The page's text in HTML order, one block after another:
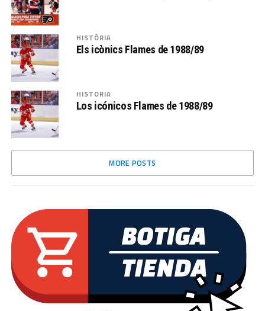
HISTÒRIA
Els icònics Flames de 1988/89
HISTORIA
Los icónicos Flames de 1988/89
MORE POSTS